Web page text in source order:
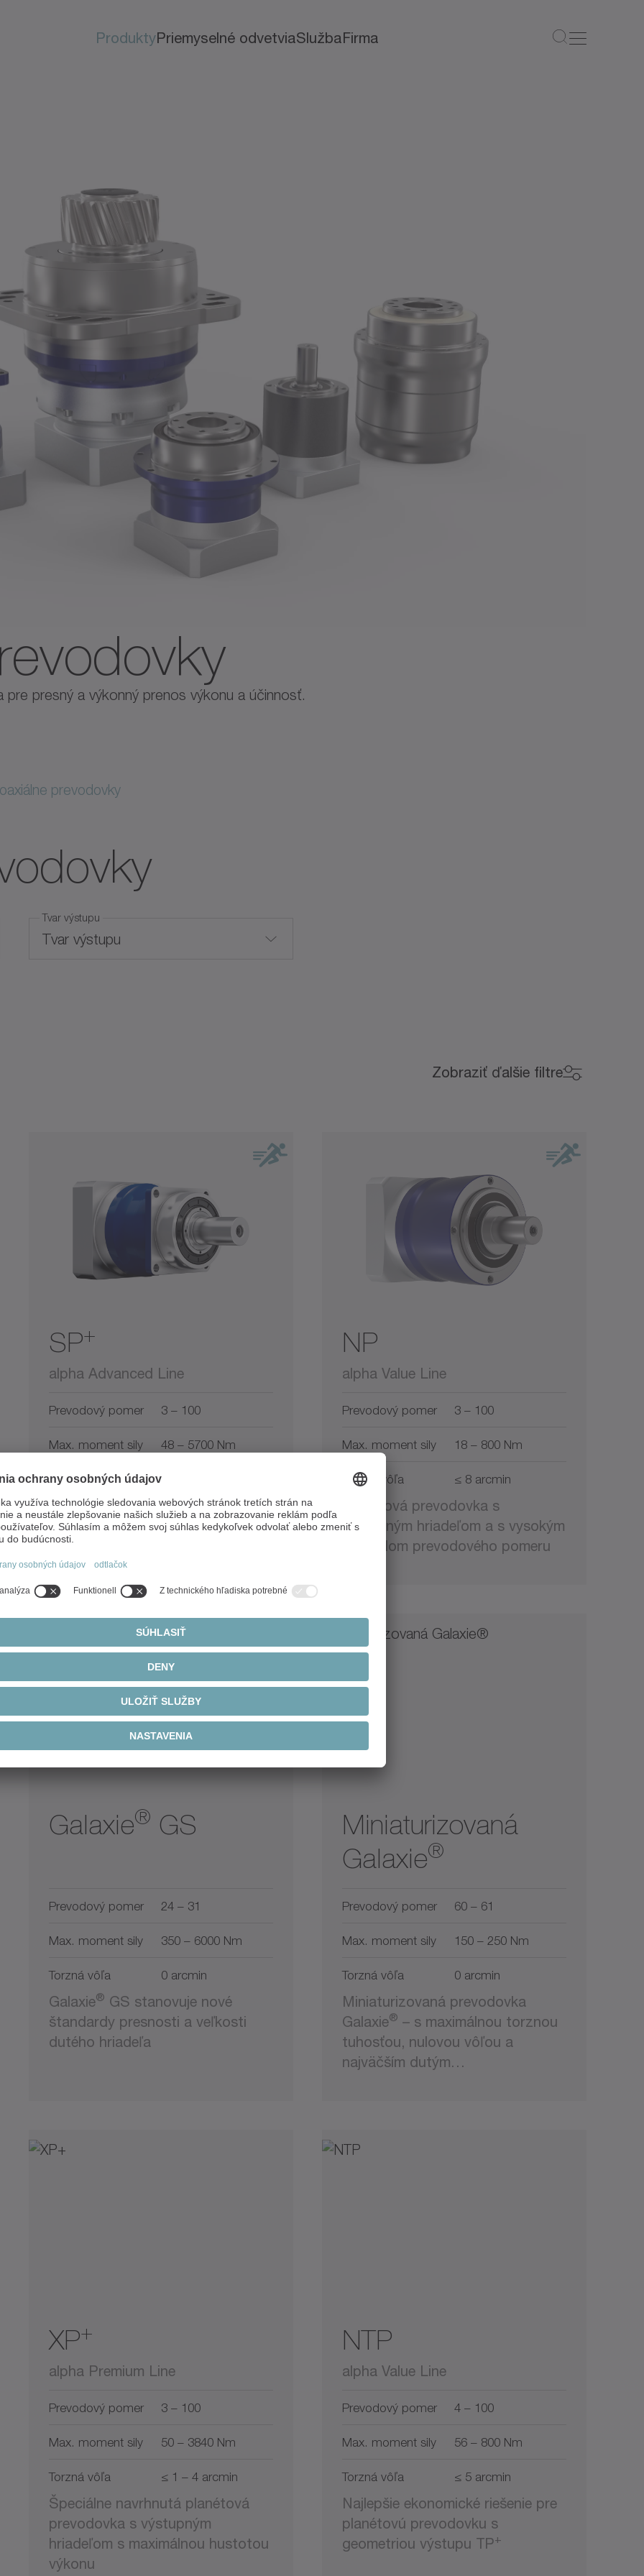
ProduktyPriemyselné odvetviaSlužbaFirma
pre presný a výkonný prenos výkonu a účinnosť.
prevodovky
Tvar výstupu
Systémový výstup
Zaslepený dutý hriadeľ
Tvar výstupu
5
Zobraziť ďalšie filtre
SP+
alpha Advanced Line
Prevodový pomer 3 – 100
Max. moment sily 48 – 5700 Nm
Torzná vôľa ≤ 1 – 4 arcmin
Planétová prevodovka s
výstupným hriadeľom pre vysokú
presnosť polohovania a dynamiku
NP
alpha Value Line
Prevodový pomer 3 – 100
Max. moment sily 18 – 800 Nm
Torzná vôľa ≤ 8 arcmin
Planétová prevodovka s
výstupným hriadeľom a s vysokým
rozptylom prevodového pomeru
Galaxie® GS
Prevodový pomer 24 – 31
Max. moment sily 350 – 6000 Nm
Torzná vôľa 0 arcmin
Galaxie® GS stanovuje nové
štandardy presnosti a veľkosti
dutého hriadeľa
Miniaturizovaná
Galaxie®
Prevodový pomer 60 – 61
Max. moment sily 150 – 250 Nm
Torzná vôľa 0 arcmin
Miniaturizovaná prevodovka
Galaxie® – s maximálnou torznou
tuhosťou, nulovou vôľou a
najväčším dutým…
XP+
alpha Premium Line
Prevodový pomer 3 – 100
Max. moment sily 50 – 3840 Nm
Torzná vôľa ≤ 1 – 4 arcmin
Špeciálne navrhnutá planétová
prevodovka s výstupným
hriadeľom s maximálnou hustotou
výkonu
NTP
alpha Value Line
Prevodový pomer 4 – 100
Max. moment sily 56 – 800 Nm
Torzná vôľa ≤ 5 arcmin
Najlepšie ekonomické riešenie pre
planétovú prevodovku s
geometriou výstupu TP+